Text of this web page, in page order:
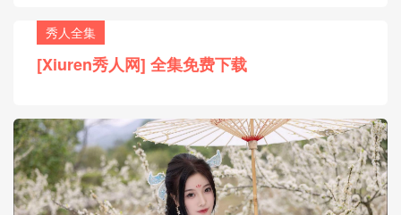
秀人全集
[Xiuren秀人网] 全集免费下载